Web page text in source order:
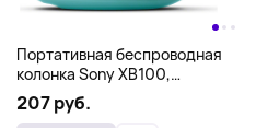
Портативная беспроводная
колонка Sony XB100,
бирюзовый
207 руб.